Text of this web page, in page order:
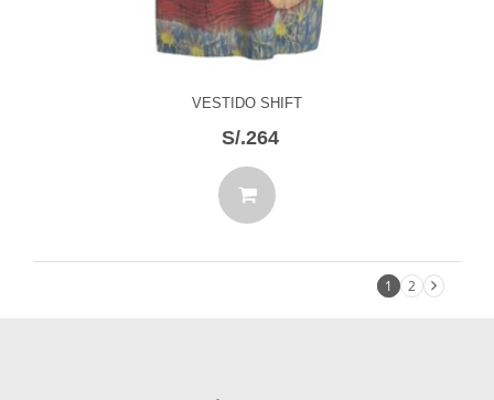
VESTIDO SHIFT
S/.264
1 2